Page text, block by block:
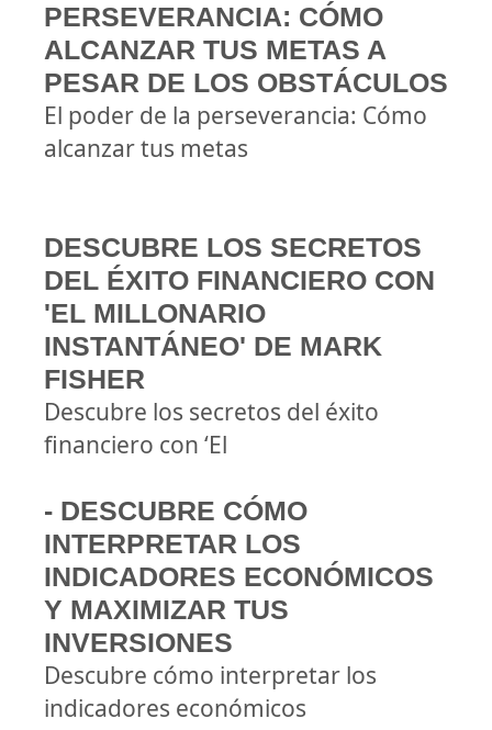
PERSEVERANCIA: CÓMO
ALCANZAR TUS METAS A
PESAR DE LOS OBSTÁCULOS
El poder de la perseverancia: Cómo
alcanzar tus metas
DESCUBRE LOS SECRETOS
DEL ÉXITO FINANCIERO CON
'EL MILLONARIO
INSTANTÁNEO' DE MARK
FISHER
Descubre los secretos del éxito
financiero con ‘El
- DESCUBRE CÓMO
INTERPRETAR LOS
INDICADORES ECONÓMICOS
Y MAXIMIZAR TUS
INVERSIONES
Descubre cómo interpretar los
indicadores económicos